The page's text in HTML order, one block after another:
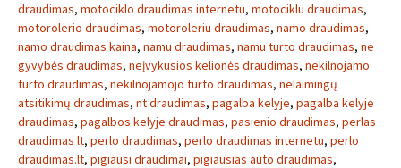
draudimas, motociklo draudimas internetu, motociklu draudimas,
motorolerio draudimas, motoroleriu draudimas, namo draudimas,
namo draudimas kaina, namu draudimas, namu turto draudimas, ne
gyvybės draudimas, neįvykusios kelionės draudimas, nekilnojamo
turto draudimas, nekilnojamojo turto draudimas, nelaimingų
atsitikimų draudimas, nt draudimas, pagalba kelyje, pagalba kelyje
draudimas, pagalbos kelyje draudimas, pasienio draudimas, perlas
draudimas lt, perlo draudimas, perlo draudimas internetu, perlo
draudimas.lt, pigiausi draudimai, pigiausias auto draudimas,